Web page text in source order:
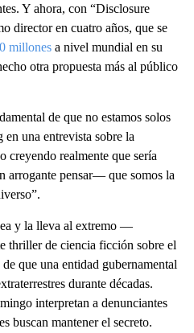
Y ahora, con “Disclosure
director en cuatro años, que se
millones a nivel mundial en su
otra propuesta más al público
de que no estamos solos
una entrevista sobre la
creyendo realmente que sería
arrogante pensar— que somos la
y la lleva al extremo —
thriller de ciencia ficción sobre el
que una entidad gubernamental
durante décadas.
interpretan a denunciantes
buscan mantener el secreto.